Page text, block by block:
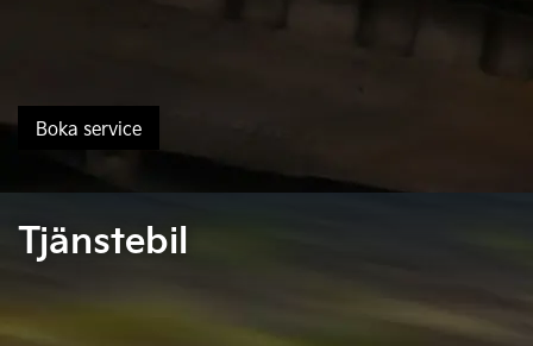
Boka service
Tjänstebil